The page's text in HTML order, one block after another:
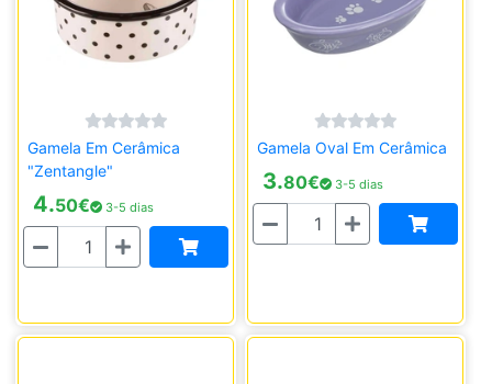
Gamela Em Cerâmica
"Zentangle"
4.50€ 3-5 dias
Quantidade
Gamela Oval Em Cerâmica
3.80€ 3-5 dias
Quantidade